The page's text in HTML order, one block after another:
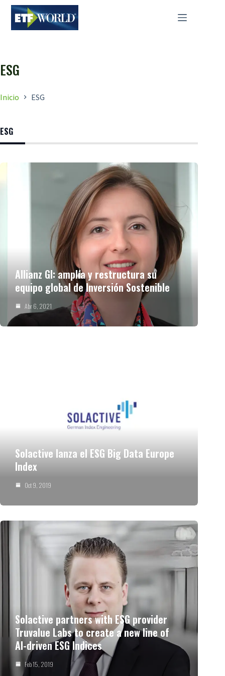
Saltar
contenido
ESG
Inicio ESG
ESG
Allianz GI: amplía y restructura su
equipo global de Inversión Sostenible
Abr 6, 2021
Solactive lanza el ESG Big Data Europe
Index
Oct 9, 2019
Solactive partners with ESG provider
Truvalue Labs to create a new line of
AI-driven ESG Indices
Feb 15, 2019